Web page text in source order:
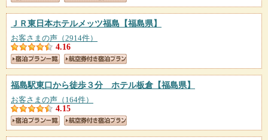
ＪＲ東日本ホテルメッツ福島 【福島県】
お客さまの声（2914件）
4.16
福島駅東口から徒歩３分 ホテル板倉【福島県】
お客さまの声（164件）
4.15